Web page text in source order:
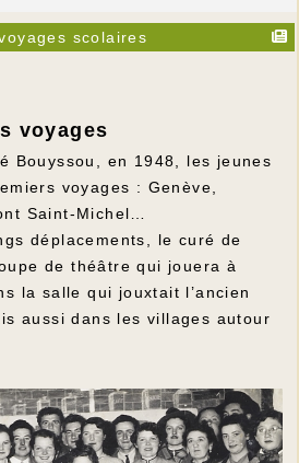
scolaires
voyages
Bouyssou, en 1948, les jeunes
voyages : Genève,
Saint-Michel…
déplacements, le curé de
de théâtre qui jouera à
la salle qui jouxtait l’ancien
aussi dans les villages autour